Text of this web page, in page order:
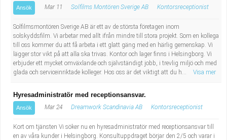
Ansök Mar 11 Solfilms Montören Sverige AB Kontorsreceptionist
Solfilmsmontören Sverige AB är ett av de största företagen inom
solskyddsfilm. Vi arbetar med allt ifrån mindre till stora projekt. Som en kollega
till oss kommer du att få arbeta i ett glatt gäng med en härlig gemenskap. Vi
lägger stor vikt på att alla ska trivas. Kontor och lager finns i Helsingborg. Vi
erbjuder ett mycket omväxlande och självständigt jobb, i trevlig miljö och med
glada och serviceinriktade kolleger. Hos oss är det viktigt att du h...
Visa mer
Hyresadministratör med receptionsansvar.
Ansök Mar 24 Dreamwork Scandinavia AB Kontorsreceptionist
Kort om tjänsten Vi söker nu en hyresadministratör med receptionsansvar till
en av våra kunder i Helsingborg. Konsultuppdraget börjar den 2/5 och varar i